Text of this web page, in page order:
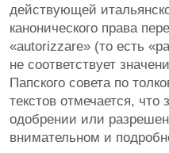
действующей
канонического права
«autorizzare» (то есть
не соответствует
Папского совета по
текстов отмечается, что
одобрении или
внимательном и